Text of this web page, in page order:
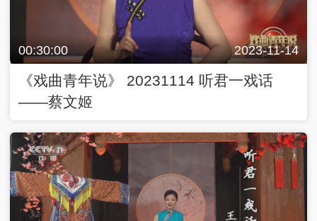
00:30:00 2023-11-14
《戏曲青年说》 20231114 听君一戏话
——蔡文姬